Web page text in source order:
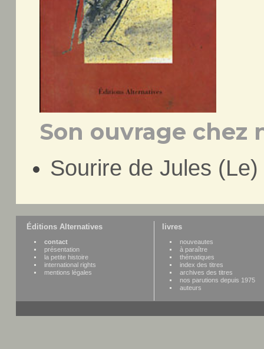
Son ouvrage chez
Sourire de Jules (Le)
Éditions Alternatives
contact
présentation
la petite histoire
international rights
mentions légales
livres
nouveautes
à paraître
thématiques
index des titres
archives des titres
nos parutions depuis 1975
auteurs